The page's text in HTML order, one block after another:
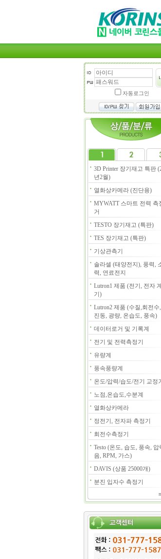
자동로그인
3D Printer 장기재고 특판
년2월)
열화상카메라 (진단용)
MYWATT 스마트 전력 측
거
TESTO 장기재고 (특판)
TES 장기재고 (특판)
기상관측기
솔라셀 (태양전지), 풍력,
력, 연료전지
Lutron1 제품 (전기, 전자
기)
Lutron2 제품 (수질,회전수
진동, 광량, 온습도, 풍속)
데이터로거 및 기록계
전기 및 전력측정기
유량계
풍속풍량계
온도/압력/습도/전기 교정기
노점,온습도,수분계
열화상카메라
정전기, 전자파 측정기
회전수측정기
Testo (온도, 습도, 풍속, 압
음, RPM, 가스)
DAVIS (상품 25000개)
분진 입자수 측정기